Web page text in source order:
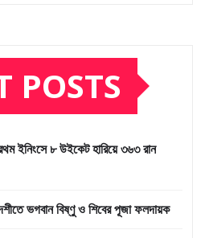
POSTS
ইনিংসে ৮ উইকেট হারিয়ে ৩৬৩ রান
ভগবান বিষ্ণু ও শিবের পূজা ফলদায়ক